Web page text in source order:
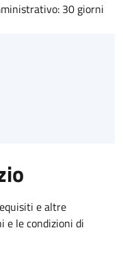
30 giorni
e altre
e le condizioni di